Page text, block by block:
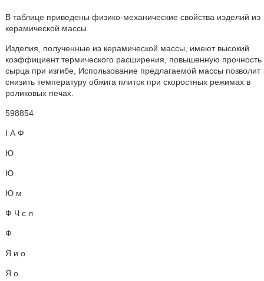
В таблице приведены физико-механические свойства иэделий иэ
керамической массы.
Изделия, полученные иэ керамической массы, имеют высокий
коэффициент термического расширения, повышенную прочность
сырца при изгибе, Использование предлагаемой массы позволит
снизить температуру обжига плиток при скоростных режимах в
роликовых печах.
598854
I А Ф
Ю
Ю
Ю м
Ф Ч с л
Ф
Я и о
Я о